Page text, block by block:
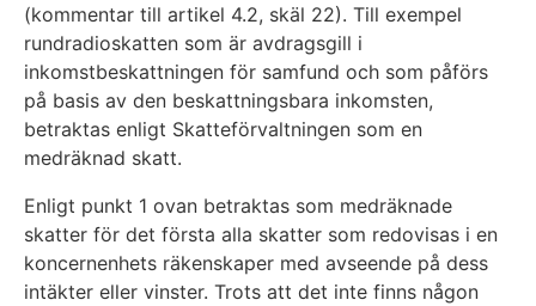
(kommentar till artikel 4.2, skäl 22). Till exempel
rundradioskatten som är avdragsgill i
inkomstbeskattningen för samfund och som påförs
på basis av den beskattningsbara inkomsten,
betraktas enligt Skatteförvaltningen som en
medräknad skatt.
Enligt punkt 1 ovan betraktas som medräknade
skatter för det första alla skatter som redovisas i en
koncernenhets räkenskaper med avseende på dess
intäkter eller vinster. Trots att det inte finns någon